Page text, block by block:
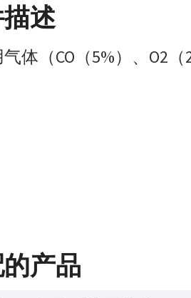
述
体（CO（5%）、O2
产品